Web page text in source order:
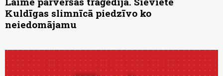
Kuldīgas slimnīcā piedzīvo ko
neiedomājamu